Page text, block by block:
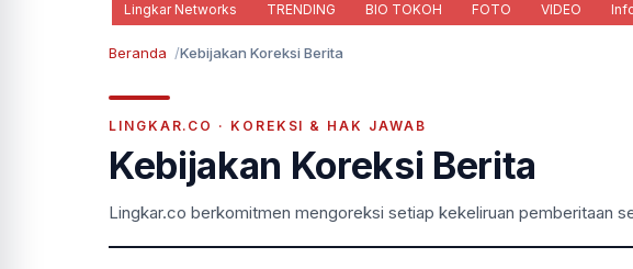
Lingkar Networks TRENDING BIO TOKOH FOTO VIDEO
Beranda Kebijakan Koreksi Berita
LINGKAR.CO · KOREKSI & HAK JAWAB
Kebijakan Koreksi Berita
Lingkar.co berkomitmen mengoreksi setiap kekeliruan pemberitaan